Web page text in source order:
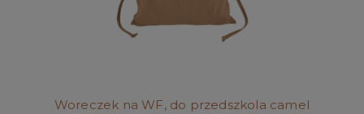
Woreczek na WF, do przedszkola camel